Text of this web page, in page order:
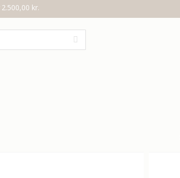
2.500,00 kr.